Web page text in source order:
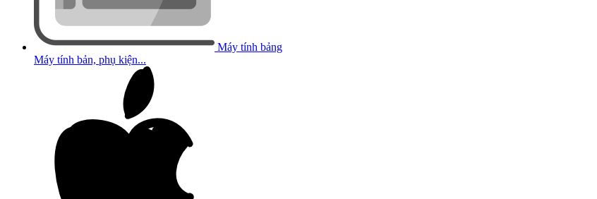
Máy tính bảng
Máy tính bản, phụ kiện...